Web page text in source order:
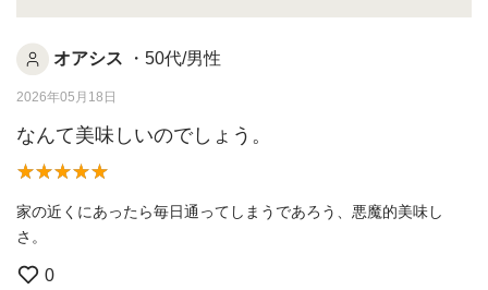
オアシス ・50代/男性
2026年05月18日
なんて美味しいのでしょう。
家の近くにあったら毎日通ってしまうであろう、悪魔的美味し
さ。
0